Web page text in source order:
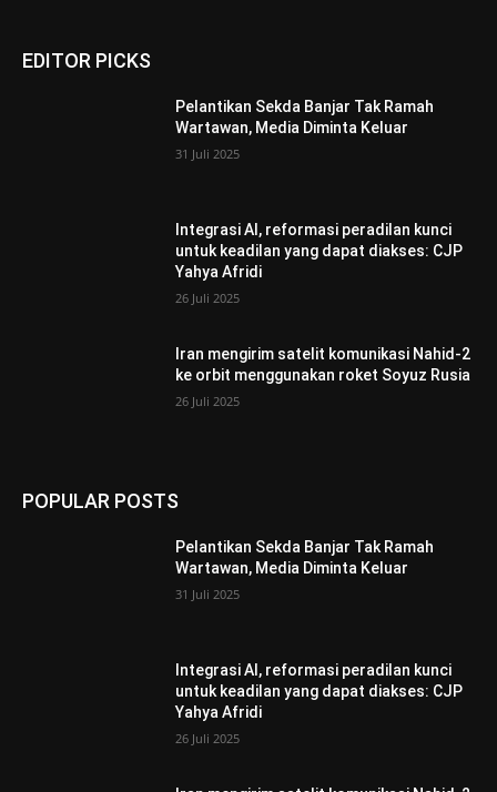
EDITOR PICKS
Pelantikan Sekda Banjar Tak Ramah
Wartawan, Media Diminta Keluar
31 Juli 2025
Integrasi AI, reformasi peradilan kunci
untuk keadilan yang dapat diakses: CJP
Yahya Afridi
26 Juli 2025
Iran mengirim satelit komunikasi Nahid-2
ke orbit menggunakan roket Soyuz Rusia
26 Juli 2025
POPULAR POSTS
Pelantikan Sekda Banjar Tak Ramah
Wartawan, Media Diminta Keluar
31 Juli 2025
Integrasi AI, reformasi peradilan kunci
untuk keadilan yang dapat diakses: CJP
Yahya Afridi
26 Juli 2025